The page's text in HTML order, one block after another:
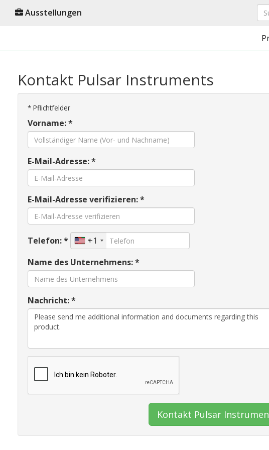
Ausstellungen
Kontakt Pulsar Instruments
*Pflichtfelder
Vorname: *
E-Mail-Adresse: *
E-Mail-Adresse verifizieren: *
Telefon: *
+1
Name des Unternehmens: *
Nachricht: *
Kontakt Pulsar